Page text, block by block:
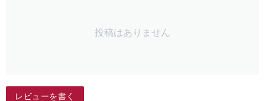
投稿はありません
レビューを書く